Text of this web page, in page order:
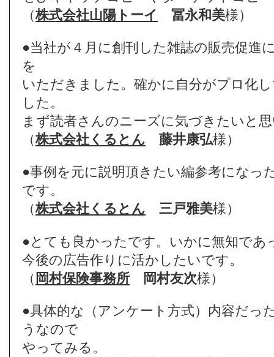
（株式会社山陽トーイ 冨永和美様）
●当社が４月に創刊した雑誌の販売促進
を
いただきました。確かに自分がプロ化
した。
まず読者さんのニーズに気づきたいと
（株式会社くるとん 藤井康弘様）
●事例を元に説明頂きたい編参考になっ
です。
（株式会社くるとん 三戸雅美様）
●とても良かったです。いかに無知であ
今後の広告作りに活かしたいです。
（ 岡村保険事務所 岡村友次様）
●具体的な（アンケート方式）内容だっ
うなので
やってみる。